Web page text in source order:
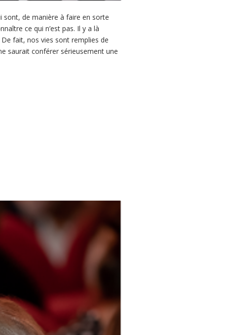
sont, de manière à faire en sorte
ce qui n’est pas. Il y a là
De fait, nos vies sont remplies de
saurait conférer sérieusement une